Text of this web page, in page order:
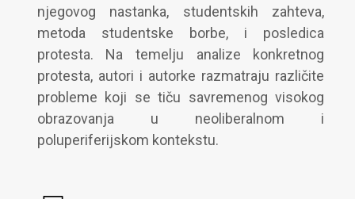
njegovog nastanka, studentskih zahteva,
metoda studentske borbe, i posledica
protesta. Na temelju analize konkretnog
protesta, autori i autorke razmatraju različite
probleme koji se tiču savremenog visokog
obrazovanja u neoliberalnom i
poluperiferijskom kontekstu.